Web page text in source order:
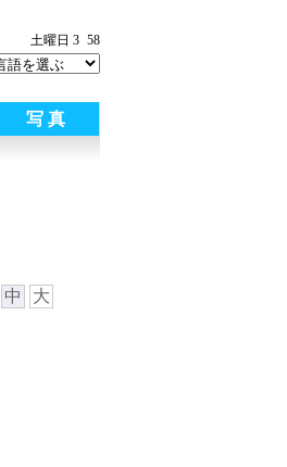
土曜日 3 58
写 真
中 大